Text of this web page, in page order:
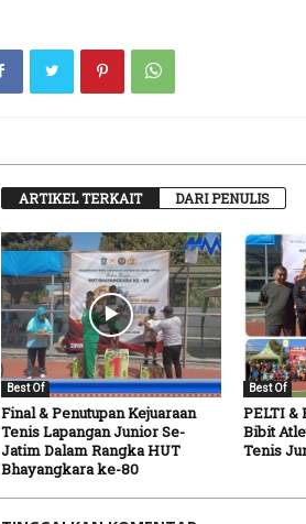
ARTIKEL TERKAIT DARI PENULIS
Best Of
Final & Penutupan Kejuaraan
Tenis Lapangan Junior Se-
Jatim Dalam Rangka HUT
Bhayangkara ke-80
Best Of
PELTI &
Bibit
Tenis